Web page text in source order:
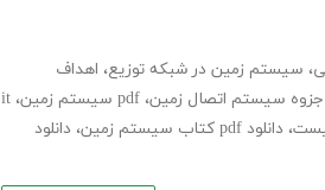
، سیستم زمین در شبکه توزیع، اهداف
جزوه سیستم اتصال زمین، pdf سیستم زمین ، it
، دانلود pdf کتاب سیستم زمین ، دانلود